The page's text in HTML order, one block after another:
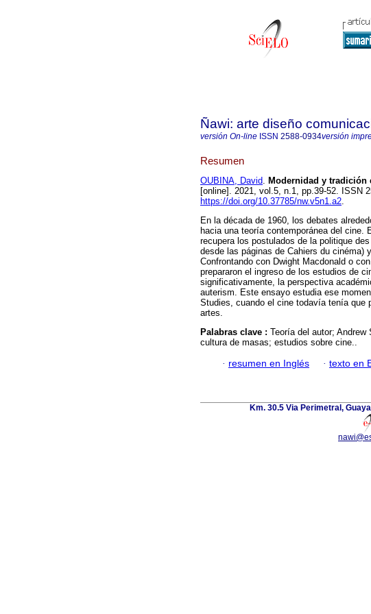
Ñawi: arte diseño
versión On-line ISSN 2588-0934versión
Resumen
OUBINA, David. Modernidad y tradición
[online]. 2021, vol.5, n.1, pp.39-52. ISSN
https://doi.org/10.37785/nw.v5n1.a2.
En la década de 1960, los debates
hacia una teoría contemporánea del cine.
recupera los postulados de la politique
desde las páginas de Cahiers du cinéma)
Confrontando con Dwight Macdonald o
prepararon el ingreso de los estudios de
significativamente, la perspectiva
auterism. Este ensayo estudia ese
Studies, cuando el cine todavía tenía que
artes.
Palabras clave : Teoría del autor; Andrew
cultura de masas; estudios sobre cine..
· resumen en Inglés · texto en
Km. 30.5 Via Perimetral,